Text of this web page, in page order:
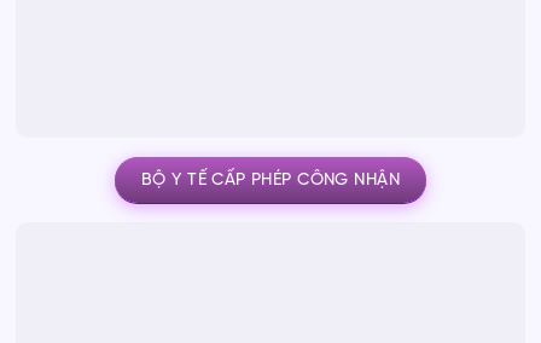
BỘ Y TẾ CẤP PHÉP CÔNG NHẬN